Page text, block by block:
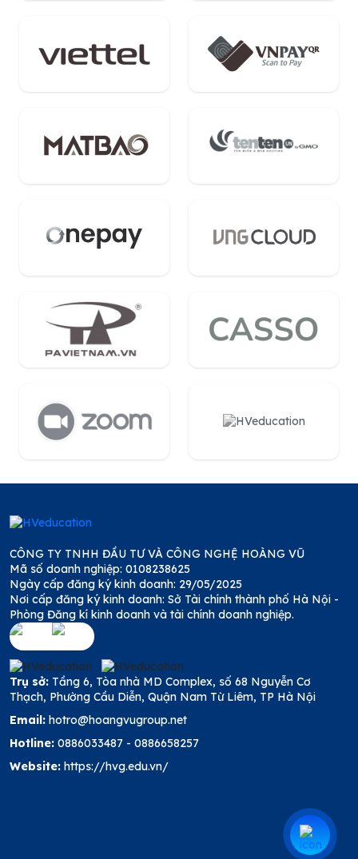
CÔNG TY TNHH ĐẦU TƯ VÀ CÔNG NGHỆ HOÀNG VŨ
Mã số doanh nghiệp: 0108238625
Ngày cấp đăng ký kinh doanh: 29/05/2025
Nơi cấp đăng ký kinh doanh: Sở Tài chính thành phố Hà Nội -
Phòng Đăng kí kinh doanh và tài chính doanh nghiệp.
Trụ sở: Tầng 6, Tòa nhà MD Complex, số 68 Nguyễn Cơ
Thạch, Phường Cầu Diễn, Quận Nam Từ Liêm, TP Hà Nội
Email: hotro@hoangvugroup.net
Hotline: 0886033487 - 0886658257
Website: https://hvg.edu.vn/